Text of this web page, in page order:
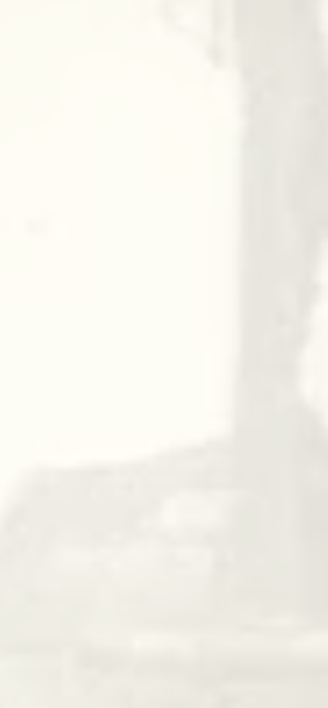
THANKS các bạn đã kết nối, share